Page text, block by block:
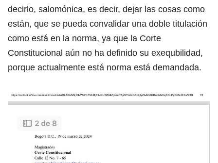
decirlo, salomónica, es decir, dejar las cosas como
están, que se pueda convalidar una doble titulación
como está en la norma, ya que la Corte
Constitucional aún no ha definido su exequbilidad,
porque actualmente está norma está demandada.